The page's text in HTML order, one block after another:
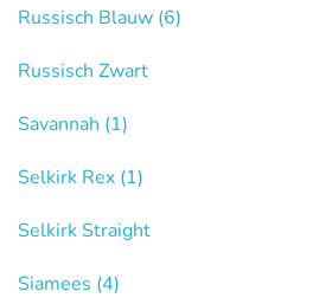
Russisch Blauw (6)
Russisch Zwart
Savannah (1)
Selkirk Rex (1)
Selkirk Straight
Siamees (4)